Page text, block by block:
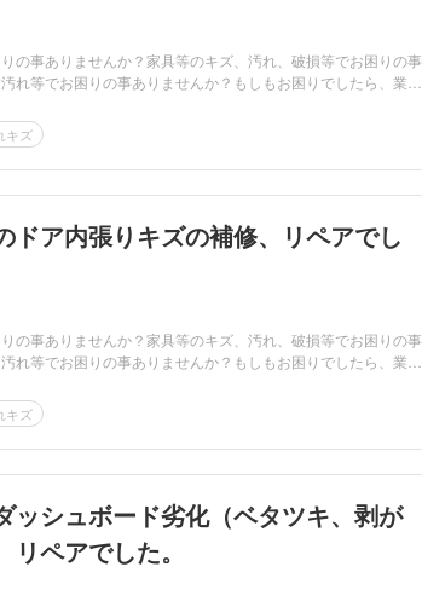
の事ありませんか？家具等のキズ、汚れ、破損等でお困りの事
れ等でお困りの事ありませんか？もしもお困りでしたら、業
キズ
ドア内張りキズの補修、リペアでし
の事ありませんか？家具等のキズ、汚れ、破損等でお困りの事
れ等でお困りの事ありませんか？もしもお困りでしたら、業
キズ
ッシュボード劣化（ベタツキ、剥が
ペアでした。